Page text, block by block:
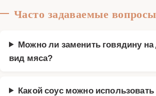
Часто задаваемые
Можно ли заменить говядину на
вид мяса?
Какой соус можно